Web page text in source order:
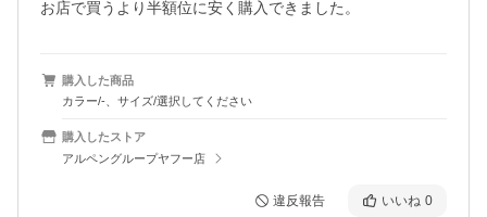
お店で買うより半額位に安く購入できました。
購入した商品
カラー/-、サイズ/選択してください
購入したストア
アルペングループヤフー店
違反報告 いいね 0